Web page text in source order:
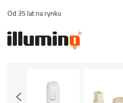
Od 35 lat na rynku